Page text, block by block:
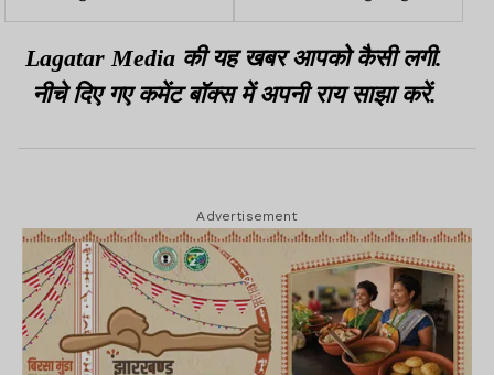
सकुशल बरामद, महिला
गिरफ्तार
ने किया रक्तदान
Lagatar Media की यह खबर आपको कैसी लगी.
नीचे दिए गए कमेंट बॉक्स में अपनी राय साझा करें.
Advertisement